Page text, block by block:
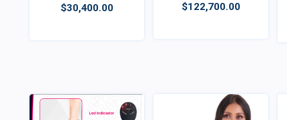
$30,400.00 $122,700.00